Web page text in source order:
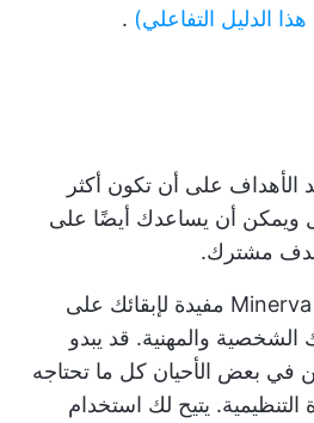
الدليل التفاعلي) .
على أن تكون أكثر
ويمكن أن يساعدك أيضًا على
مشترك.
أدوات مثل ClickUp و Minerva مفيدة لإبقائك على
الشخصية والمهنية. قد يبدو
في بعض الأحيان كل ما تحتاجه
يتيح لك استخدام